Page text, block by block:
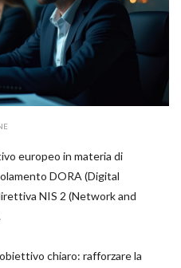
europeo in materia di
DORA (Digital
NIS 2 (Network and
chiaro: rafforzare la